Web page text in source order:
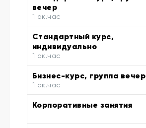
вечер
1 ак.час
Стандартный курс,
индивидуально
1 ак.час
Бизнес-курс, группа вечер
1 ак.час
Корпоративные занятия